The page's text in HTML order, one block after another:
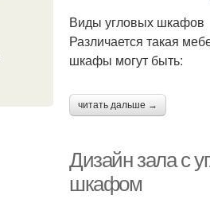
Виды угловых шкафов
Различается такая
шкафы могут быть:
читать дальше →
Дизайн зала с
шкафом